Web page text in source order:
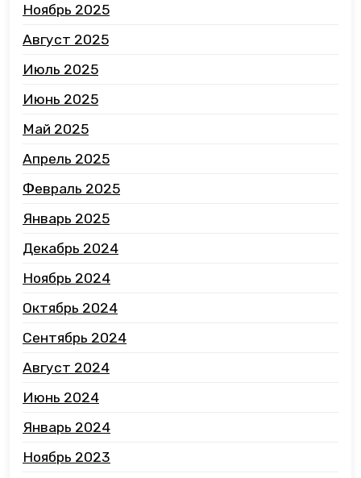
Ноябрь 2025
Август 2025
Июль 2025
Июнь 2025
Май 2025
Апрель 2025
Февраль 2025
Январь 2025
Декабрь 2024
Ноябрь 2024
Октябрь 2024
Сентябрь 2024
Август 2024
Июнь 2024
Январь 2024
Ноябрь 2023